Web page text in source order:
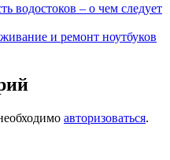
водостоков – о чем следует
и ремонт ноутбуков
авторизоваться.